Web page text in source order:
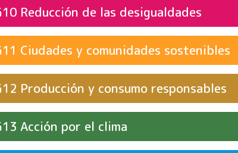
de actividadesCrítica SDG8Trabajo
actividadesCrítica SDG9Industria,
Reducción de las desigualdades
de actividadesCrítica SDG10Reducción de
Ciudades y comunidades sostenibles
actividadesCrítica SDG11Ciudades y
Producción y consumo responsables
Acción por el clima